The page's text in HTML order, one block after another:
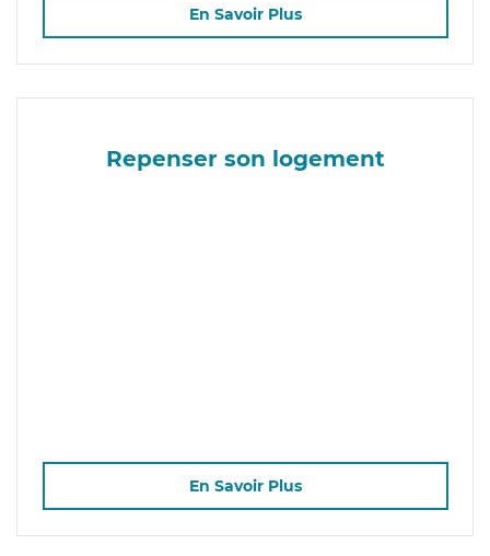
En Savoir Plus
Repenser son logement
En Savoir Plus